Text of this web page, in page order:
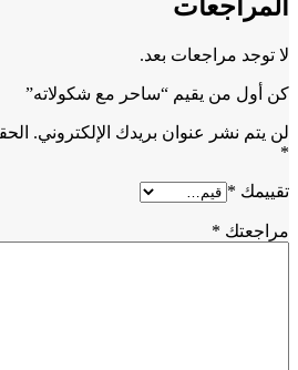
المراجعات
لا توجد مراجعات بعد.
كن أول من يقيم “ساحر مع شكولاته”
لن يتم نشر عنوان بريدك الإلكتروني.
*
تقييمك *
مراجعتك *